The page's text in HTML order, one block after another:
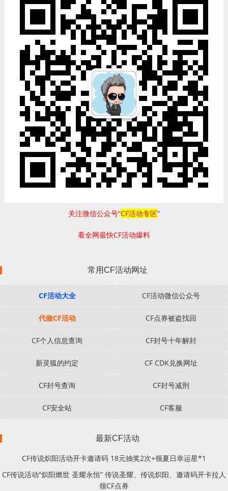
关注微信公众号“CF活动专区”
看全网最快CF活动爆料
常用CF活动网址
CF活动大全 CF活动微信公众号
代做CF活动 CF点券被盗找回
CF个人信息查询 CF封号十年解封
新灵狐的约定 CF CDK兑换网址
CF封号查询 CF封号减刑
CF安全站 CF客服
最新CF活动
CF传说炽阳活动开卡邀请码 18元抽奖2次+领夏日幸运星*1
CF传说活动“炽阳燃世 圣耀永恒” 传说圣耀、传说炽阳、邀请码开卡拉人
领CF点券